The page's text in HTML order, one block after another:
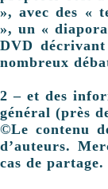
», avec des «
», un «
DVD
nombreux
2 – et des
général (près
©Le contenu
d’auteurs.
cas de partage.